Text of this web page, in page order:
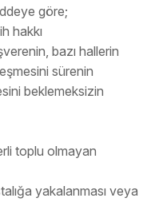
göre;
hakkı
bazı hallerin
sürenin
beklemeksizin
toplu olmayan
yakalanması veya